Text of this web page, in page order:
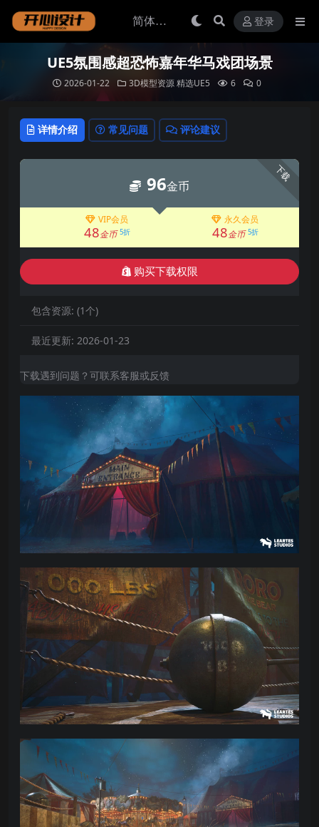
登录
UE5氛围感超恐怖嘉年华马戏团场景
2026-01-22 3D模型资源 精选UE5 6 0
详情介绍 常见问题 评论建议
下载
96金币
VIP会员
48金币 5折
永久会员
48金币 5折
购买下载权限
包含资源: (1个)
最近更新: 2026-01-23
下载遇到问题？可联系客服或反馈